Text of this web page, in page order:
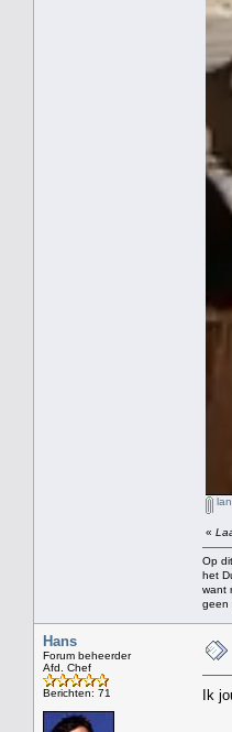
«
Op
het
want
geen
Hans
Forum beheerder
Afd. Chef
Berichten: 71 Ik